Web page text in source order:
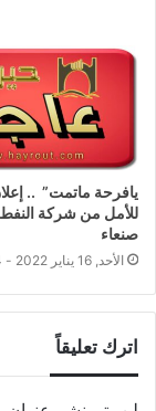
يافرحة ماتمت” ..
للأمل من شركة النفط
صنعاء
الأحد, 16 يناير 2022 - 7:14 م
اترك تعليقاً